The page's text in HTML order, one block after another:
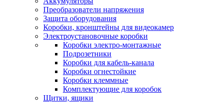
Преобразователи напряжения
Защита оборудования
Коробки, кронштейны для видеокамер
Электроустановочные коробки
Коробки электро-монтажные
Подрозетники
Коробки для кабель-канала
Коробки огнестойкие
Коробки клеммные
Комплектующие для коробок
Щитки, ящики